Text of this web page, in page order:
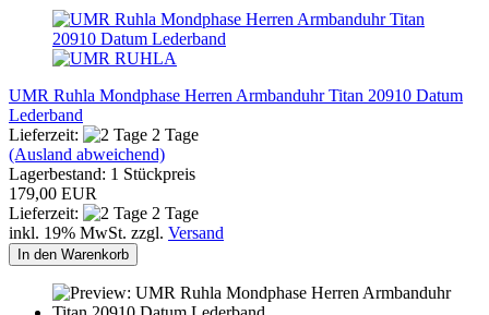
UMR Ruhla Mondphase Herren Armbanduhr Titan 20910 Datum
Lederband
Lieferzeit:
2 Tage
(Ausland abweichend)
Lagerbestand: 1 Stückpreis
179,00 EUR
Lieferzeit:
2 Tage
inkl. 19% MwSt. zzgl. Versand
In den Warenkorb